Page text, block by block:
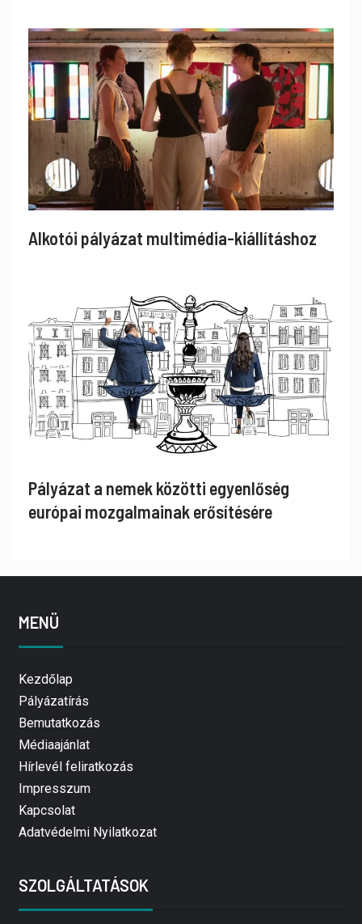
Alkotói pályázat multimédia-kiállításhoz
Pályázat a nemek közötti egyenlőség
európai mozgalmainak erősítésére
MENÜ
Kezdőlap
Pályázatírás
Bemutatkozás
Médiaajánlat
Hírlevél feliratkozás
Impresszum
Kapcsolat
Adatvédelmi Nyilatkozat
SZOLGÁLTATÁSOK